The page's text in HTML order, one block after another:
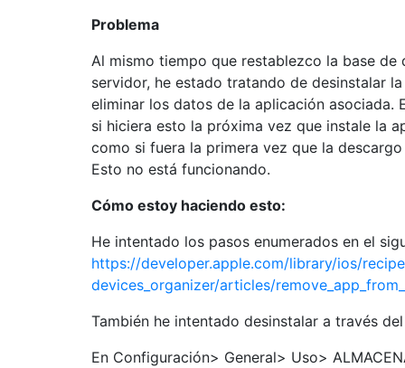
Problema
Al mismo tiempo que restablezco la base de
servidor, he estado tratando de desinstalar
eliminar los datos de la aplicación asociada.
si hiciera esto la próxima vez que instale la
como si fuera la primera vez que la descargo
Esto no está funcionando.
Cómo estoy haciendo esto:
He intentado los pasos enumerados en el
https://developer.apple.com/library/ios/
devices_organizer/articles/
También he intentado desinstalar a través
En Configuración> General> Uso>